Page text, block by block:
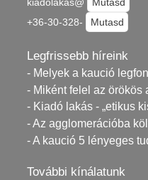
+36-30-328-
Mutasd
Legfrissebb híreink
- Melyek a kaució
- Miként felel az örökös
- Kiadó lakás - „etikus
- Az agglomerációba
- A kaució 5 lényeges
További kínálatunk